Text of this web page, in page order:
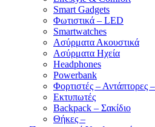
Smart Gadgets
Φωτιστικά – LED
Smartwatches
Ασύρματα Ακουστικά
Ασύρματα Ηχεία
Headphones
Powerbank
Φορτιστές – Αντάπτορες
Εκτυπωτές
Backpack – Σακίδιο
Θήκες –